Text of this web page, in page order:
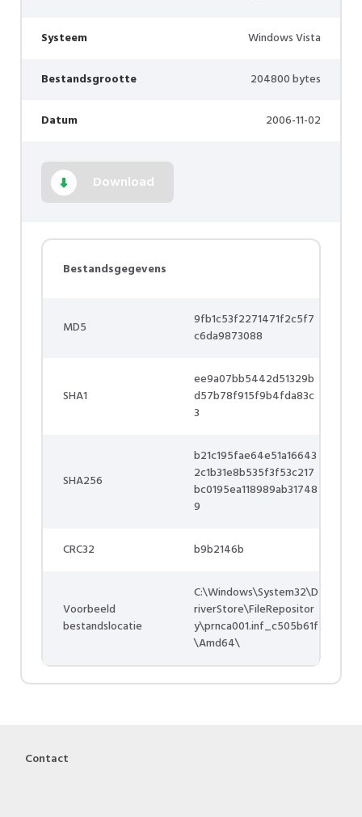
Systeem Windows Vista
Bestandsgrootte 204800 bytes
Datum 2006-11-02
Download
Bestandsgegevens
MD5
9fb1c53f2271471f2c5f7
c6da9873088
SHA1
ee9a07bb5442d51329b
d57b78f915f9b4fda83c
3
SHA256
b21c195fae64e51a16643
2c1b31e8b535f3f53c217
bc0195ea118989ab31748
9
CRC32 b9b2146b
Voorbeeld
bestandslocatie
C:\Windows\System32\D
riverStore\FileRepositor
y\prnca001.inf_c505b61f
\Amd64\
Contact